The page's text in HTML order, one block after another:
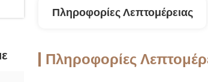
Πληροφορίες Λεπτομέρειας
Πληροφορίες